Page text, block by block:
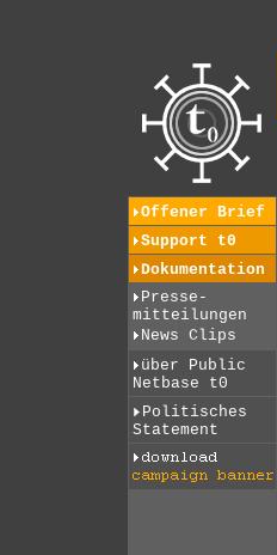
Offener Brief
Support t0
Dokumentation
Presse-
mitteilungen
News Clips
über Public
Netbase t0
Politisches
Statement